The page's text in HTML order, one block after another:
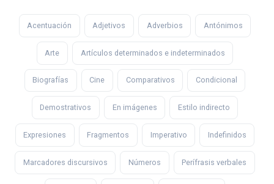
Acentuación Adjetivos Adverbios Antónimos
Arte Artículos determinados e indeterminados
Biografías Cine Comparativos Condicional
Demostrativos En imágenes Estilo indirecto
Expresiones Fragmentos Imperativo Indefinidos
Marcadores discursivos Números Perífrasis verbales